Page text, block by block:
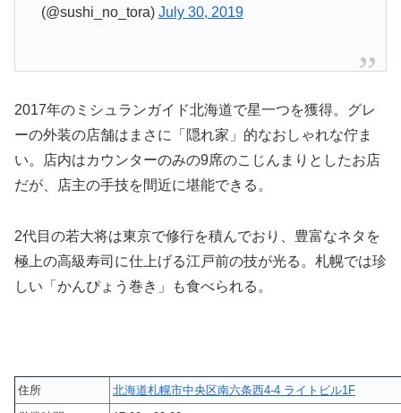
(@sushi_no_tora) July 30, 2019
2017年のミシュランガイド北海道で星一つを獲得。グレ
ーの外装の店舗はまさに「隠れ家」的なおしゃれな佇ま
い。店内はカウンターのみの9席のこじんまりとしたお店
だが、店主の手技を間近に堪能できる。
2代目の若大将は東京で修行を積んでおり、豊富なネタを
極上の高級寿司に仕上げる江戸前の技が光る。札幌では珍
しい「かんぴょう巻き」も食べられる。
住所
北海道札幌市中央区南六条西4-4 ライトビル1F